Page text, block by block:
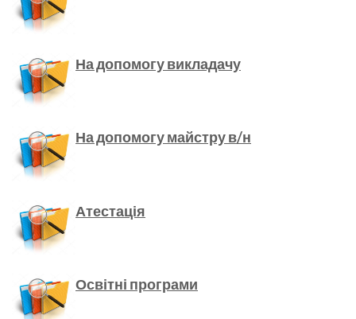
На допомогу викладачу
На допомогу майстру в/н
Атестація
Освітні програми